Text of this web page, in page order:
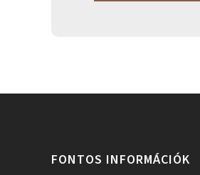
FONTOS INFORMÁCIÓK